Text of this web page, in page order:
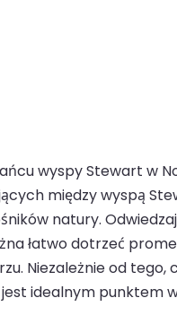
wyspy Stewart w
między wyspą
natury.
łatwo dotrzeć
Niezależnie od
idealnym punktem